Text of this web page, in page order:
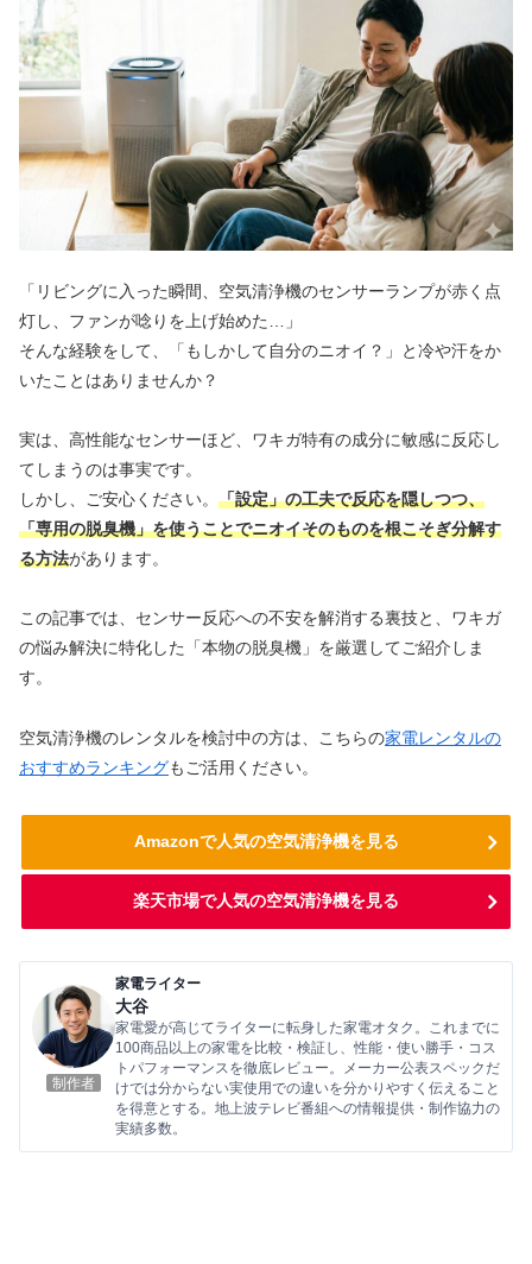
「リビングに入った瞬間、空気清浄機のセンサーランプが赤く点
灯し、ファンが唸りを上げ始めた…」
そんな経験をして、「もしかして自分のニオイ？」と冷や汗をか
いたことはありませんか？
実は、高性能なセンサーほど、ワキガ特有の成分に敏感に反応し
てしまうのは事実です。
しかし、ご安心ください。 「設定」の工夫で反応を隠しつつ、
「専用の脱臭機」を使うことでニオイそのものを根こそぎ分解す
る方法があります。
この記事では、センサー反応への不安を解消する裏技と、ワキガ
の悩み解決に特化した「本物の脱臭機」を厳選してご紹介しま
す。
空気清浄機のレンタルを検討中の方は、こちらの家電レンタルの
おすすめランキングもご活用ください。
Amazonで人気の空気清浄機を見る
楽天市場で人気の空気清浄機を見る
制作者
家電ライター
大谷
家電愛が高じてライターに転身した家電オタク。これまでに
100商品以上の家電を比較・検証し、性能・使い勝手・コス
トパフォーマンスを徹底レビュー。メーカー公表スペックだ
けでは分からない実使用での違いを分かりやすく伝えること
を得意とする。地上波テレビ番組への情報提供・制作協力の
実績多数。